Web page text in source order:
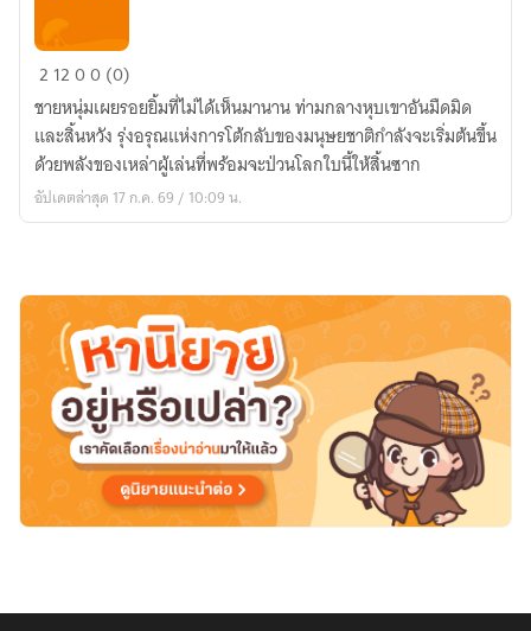
ระบบ
อารยธรรม
2 1200 (0)
ชายหนุ่มเผยรอยยิ้มที่ไม่ได้เห็นมานาน ท่ามกลางหุบเขาอันมืดมิด
และสิ้นหวัง รุ่งอรุณแห่งการโต้กลับของมนุษยชาติกำลังจะเริ่มต้นขึ้น
ด้วยพลังของเหล่าผู้เล่นที่พร้อมจะป่วนโลกใบนี้ให้สิ้นซาก
อัปเดตล่าสุด 17 ก.ค. 69 / 10:09 น.